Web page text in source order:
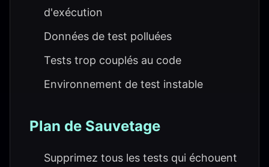
d'exécution
Données de test polluées
Tests trop couplés au code
Environnement de test instable
Plan de Sauvetage
Supprimez tous les tests qui échouent